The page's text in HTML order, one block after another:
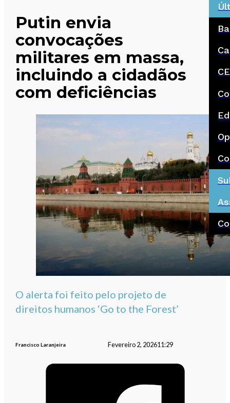
Putin envia
convocações
militares em massa,
incluindo a cidadãos
com deficiências
O alerta foi feito pelo projeto de
direitos humanos ‘Go to the Forest’
Francisco Laranjeira Fevereiro 2, 202611:29